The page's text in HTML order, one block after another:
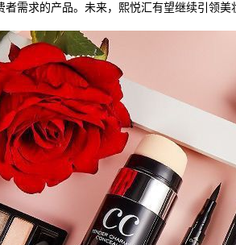
需求的产品。未来，熙悦汇有望继续引领